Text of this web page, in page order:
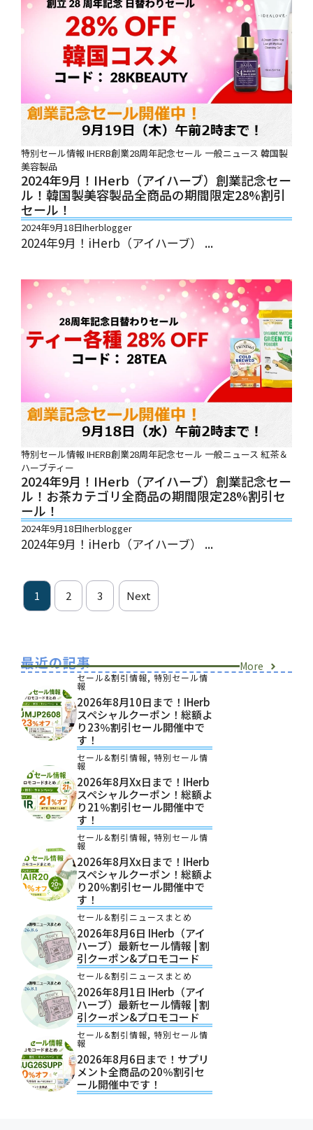
特別セール情報IHERB創業28周年記念セール 一般ニュース 韓国製
美容製品
2024年9月！iHerb（アイハーブ）創業記念セー
ル！韓国製美容製品全商品の期間限定28%割引
セール！
2024年9月18日Iherblogger
2024年9月！iHerb（アイハーブ） ...
特別セール情報IHERB創業28周年記念セール 一般ニュース 紅茶＆
ハーブティー
2024年9月！iHerb（アイハーブ）創業記念セー
ル！お茶カテゴリ全商品の期間限定28%割引セ
ール！
2024年9月18日Iherblogger
2024年9月！iHerb（アイハーブ） ...
1 2 3 Next
最近の記事 More
セール&割引情報, 特別セール情
報
2026年8月10日まで！iHerb
スペシャルクーポン！総額よ
り23％割引セール開催中で
す！
セール&割引情報, 特別セール情
報
2026年8月xx日まで！iHerb
スペシャルクーポン！総額よ
り21％割引セール開催中で
す！
セール&割引情報, 特別セール情
報
2026年8月xx日まで！iHerb
スペシャルクーポン！総額よ
り20％割引セール開催中で
す！
セール&割引ニュースまとめ
2026年8月6日 IHerb（アイ
ハーブ）最新セール情報 | 割
引クーポン&プロモコード
セール&割引ニュースまとめ
2026年8月1日 IHerb（アイ
ハーブ）最新セール情報 | 割
引クーポン&プロモコード
セール&割引情報, 特別セール情
報
2026年8月6日まで！サプリ
メント全商品の20％割引セ
ール開催中です！